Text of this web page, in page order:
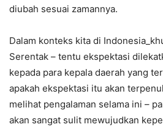
diubah sesuai zamannya.
Dalam konteks kita di
Serentak – tentu ekspektasi
kepada para kepala daerah yang
apakah ekspektasi itu akan
melihat pengalaman selama ini –
akan sangat sulit mewujudkan